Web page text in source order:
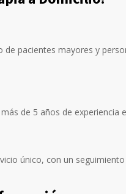
pacientes mayores y
de 5 años de experiencia
único, con un